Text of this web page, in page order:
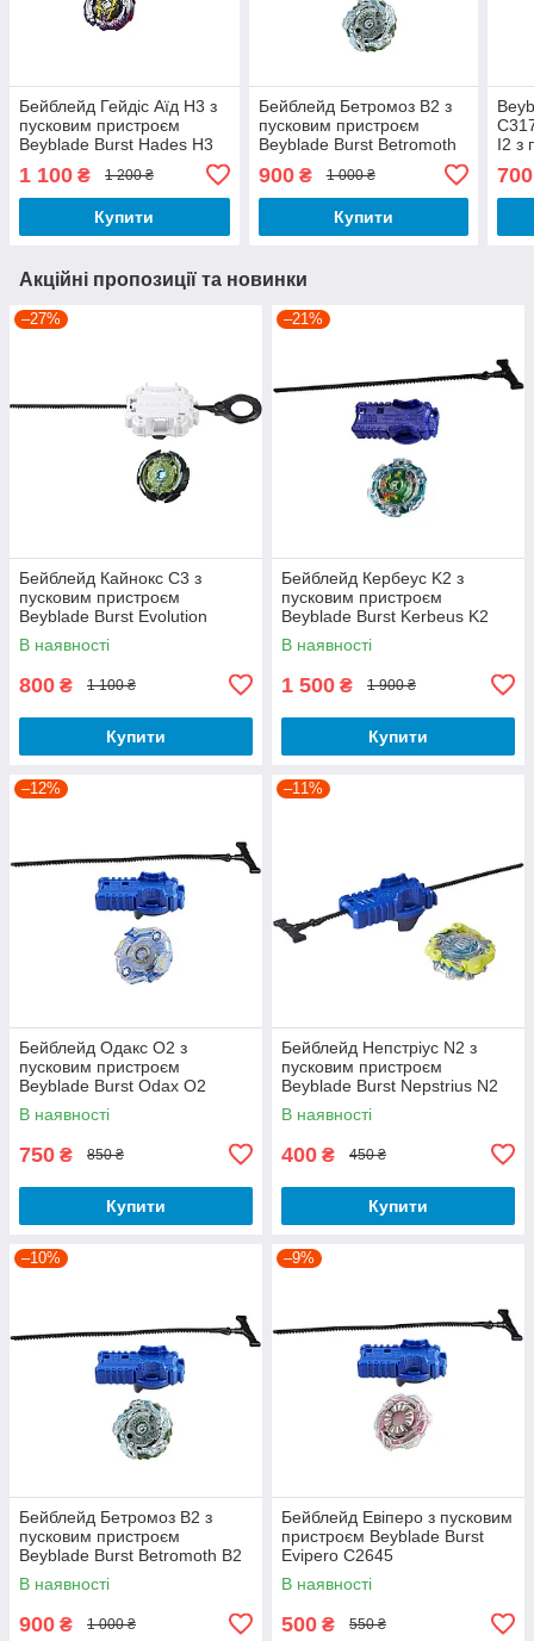
Бейблейд Гейдіс Аїд H3 з
пусковим пристроєм
Beyblade Burst Hades H3
1 100 ₴ 1 200 ₴
Купити
Бейблейд Бетромоз B2 з
пусковим пристроєм
Beyblade Burst Betromoth
900₴ 1 000 ₴
Купити
I2 з
700
Акційні пропозиції та новинки
–27%
Бейблейд Кайнокс C3 з
пусковим пристроєм
Beyblade Burst Evolution
Caynox C3 E5960
В наявності
800 ₴ 1 100 ₴
Купити
–21%
Бейблейд Кербеус K2 з
пусковим пристроєм
Beyblade Burst Kerbeus K2
B9490
В наявності
1 500 ₴ 1 900 ₴
Купити
–12%
Бейблейд Одакс O2 з
пусковим пристроєм
Beyblade Burst Odax O2
C2281
В наявності
750 ₴ 850 ₴
Купити
–11%
Бейблейд Непстріус N2 з
пусковим пристроєм
Beyblade Burst Nepstrius N2
C0603
В наявності
400 ₴ 450 ₴
Купити
–10%
Бейблейд Бетромоз B2 з
пусковим пристроєм
Beyblade Burst Betromoth B2
C2333
В наявності
900 ₴ 1 000 ₴
–9%
Бейблейд Евіперо з пусковим
пристроєм Beyblade Burst
Evipero C2645
В наявності
500 ₴ 550 ₴